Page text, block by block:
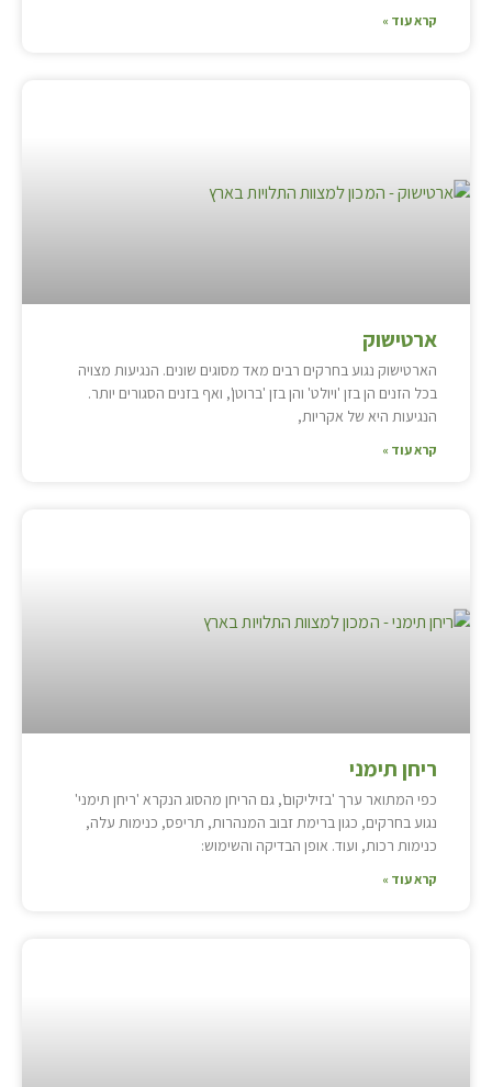
קרא עוד »
ארטישוק
הארטישוק נגוע בחרקים רבים מאד מסוגים שונים. הנגיעות מצויה
בכל הזנים הן בזן 'ויולט' והן בזן 'ברוטן', ואף בזנים הסגורים יותר.
הנגיעות היא של אקריות,
קרא עוד »
ריחן תימני
כפי המתואר ערך 'בזיליקום', גם הריחן מהסוג הנקרא 'ריחן תימני'
נגוע בחרקים, כגון ברימת זבוב המנהרות, תריפס, כנימות עלה,
כנימות רכות, ועוד. אופן הבדיקה והשימוש:
קרא עוד »